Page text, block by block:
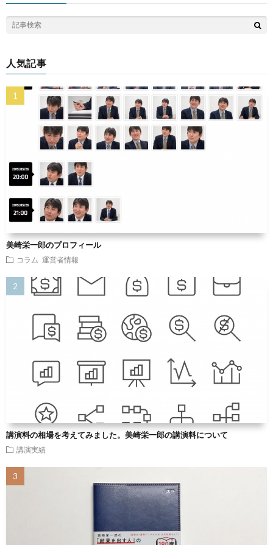
人気記事
美崎栄一郎のプロフィール
コラム 運営者情報
講演料の相場を考えてみました。美崎栄一郎の講演料について
講演実績